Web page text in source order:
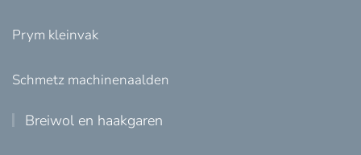
Prym kleinvak
Schmetz machinenaalden
Breiwol en haakgaren